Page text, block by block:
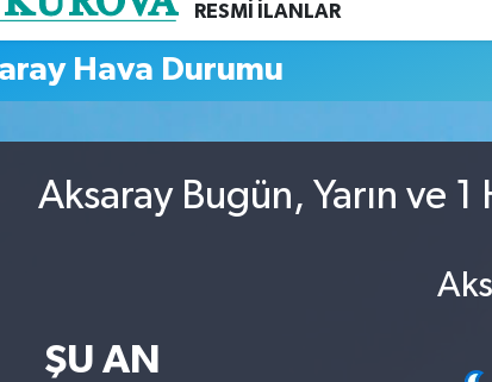
RESMİ İLANLAR
Hava Durumu
Aksaray Bugün, Yarın ve
ŞU AN
Fikstür